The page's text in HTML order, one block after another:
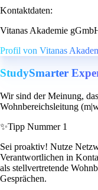
Kontaktdaten:
Vitanas Akademie
Profil von Vitanas
StudySmarter
Wir sind der Meinung,
Wohnbereichsleitung
✨Tipp Nummer 1
Sei proaktiv! Nutze
Verantwortlichen in
als stellvertretende
Gesprächen.